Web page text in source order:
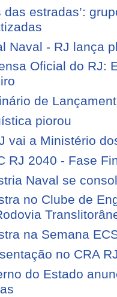
das estradas’:
Naval - RJ lança
Oficial do RJ:
de
piorou
vai a Ministério
RJ 2040 - Fase
Naval se
no Clube de
na Semana
no CRA
do Estado